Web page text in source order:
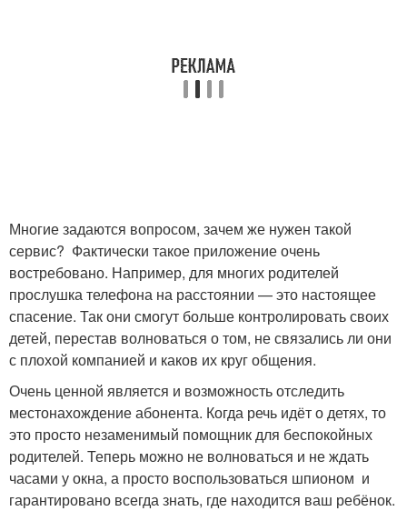
Многие задаются вопросом, зачем же нужен такой
сервис? Фактически такое приложение очень
востребовано. Например, для многих родителей
прослушка телефона на расстоянии — это настоящее
спасение. Так они смогут больше контролировать своих
детей, перестав волноваться о том, не связались ли они
с плохой компанией и каков их круг общения.
Очень ценной является и возможность отследить
местонахождение абонента. Когда речь идёт о детях, то
это просто незаменимый помощник для беспокойных
родителей. Теперь можно не волноваться и не ждать
часами у окна, а просто воспользоваться шпионом и
гарантировано всегда знать, где находится ваш ребёнок.